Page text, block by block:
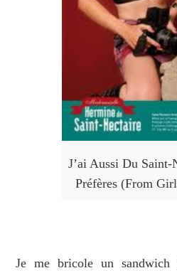
J’ai Aussi Du Saint-
Préfères (From
Je me bricole un sandwich